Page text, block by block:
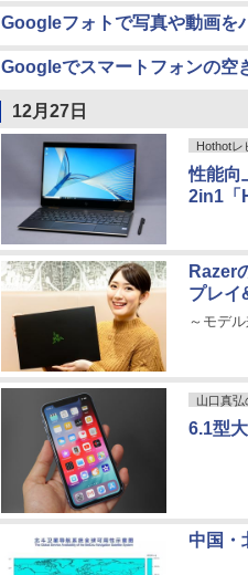
Googleフォトで写真や動画を
Googleでスマートフォンの空
12月27日
Hothotレ
性能向
2in1「
Razer
プレイ
～モデ
山口真弘
6.1型
中国・